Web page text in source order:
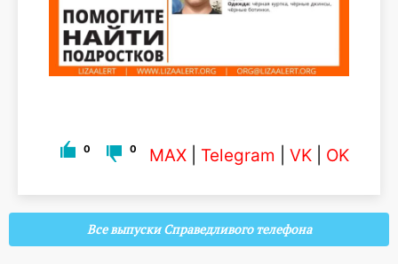
0 0 MAX Telegram VK OK
Все выпуски Справедливого телефона